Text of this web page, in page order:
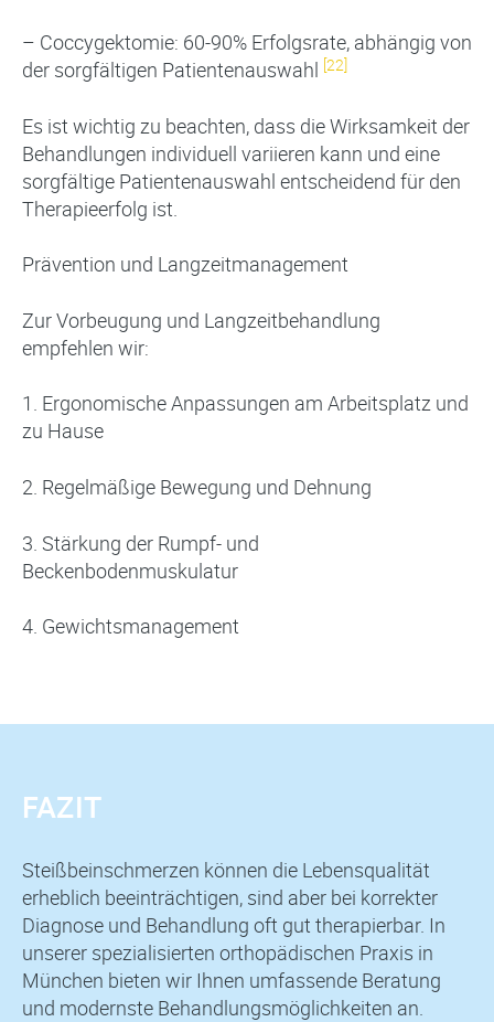
– Coccygektomie: 60-90% Erfolgsrate, abhängig von
der sorgfältigen Patientenauswahl [22]
Es ist wichtig zu beachten, dass die Wirksamkeit der
Behandlungen individuell variieren kann und eine
sorgfältige Patientenauswahl entscheidend für den
Therapieerfolg ist.
Prävention und Langzeitmanagement
Zur Vorbeugung und Langzeitbehandlung
empfehlen wir:
1. Ergonomische Anpassungen am Arbeitsplatz und
zu Hause
2. Regelmäßige Bewegung und Dehnung
3. Stärkung der Rumpf- und
Beckenbodenmuskulatur
4. Gewichtsmanagement
FAZIT
Steißbeinschmerzen können die Lebensqualität
erheblich beeinträchtigen, sind aber bei korrekter
Diagnose und Behandlung oft gut therapierbar. In
unserer spezialisierten orthopädischen Praxis in
München bieten wir Ihnen umfassende Beratung
und modernste Behandlungsmöglichkeiten an.